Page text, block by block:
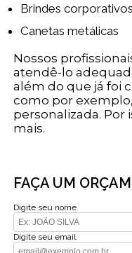
Brindes corporativos
Canetas metálicas
Nossos
atendê-lo
além do que já foi
como por
personalizada. Por
mais.
FAÇA UM
Digite seu nome
Digite seu email